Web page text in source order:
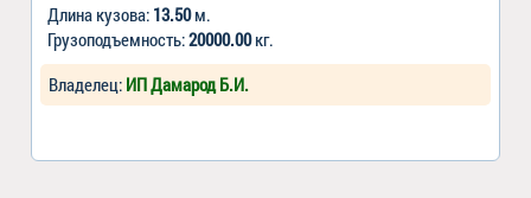
Длина кузова: 13.50м.
Грузоподъемность:20000.00кг.
Владелец: ИП Дамарод Б.И.